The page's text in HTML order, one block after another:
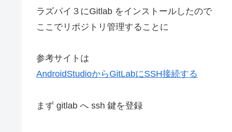
ラズパイ３にGitlab をインストールしたので
ここでリポジトリ管理することに
参考サイトは
AndroidStudioからGitLabにSSH接続する
まず gitlab へ ssh 鍵を登録